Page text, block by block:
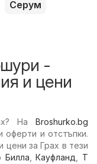
Серум
-
и цени
На Broshurko.bg
оферти и отстъпки.
за Грах в тези
Билла ,Кауфланд
T